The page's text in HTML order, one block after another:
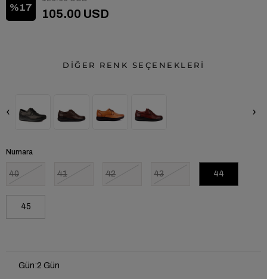
17 105.00 USD
DİĞER RENK SEÇENEKLERİ
‹ ›
Numara
40 41 42 43 44
45
Gün:2 Gün